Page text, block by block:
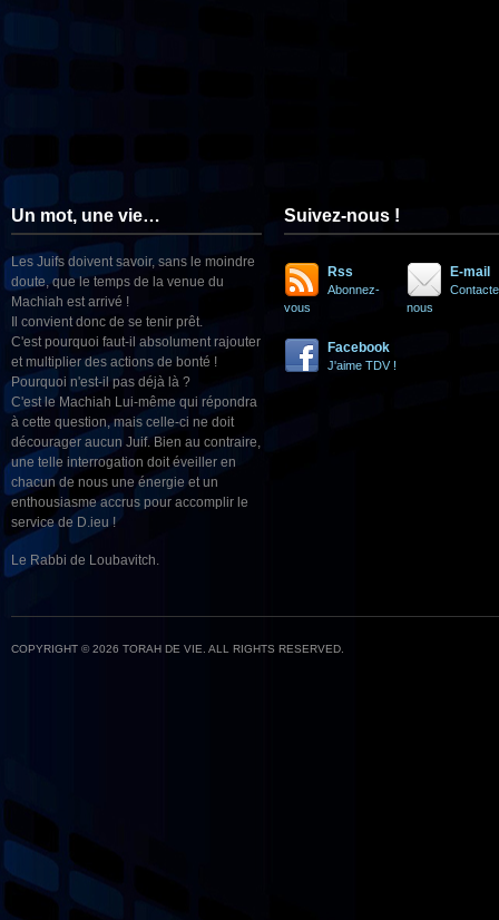
Un mot, une vie…
Les Juifs doivent savoir, sans le moindre
doute, que le temps de la venue du
Machiah est arrivé !
Il convient donc de se tenir prêt.
C'est pourquoi faut-il absolument rajouter
et multiplier des actions de bonté !
Pourquoi n'est-il pas déjà là ?
C'est le Machiah Lui-même qui répondra
à cette question, mais celle-ci ne doit
décourager aucun Juif. Bien au contraire,
une telle interrogation doit éveiller en
chacun de nous une énergie et un
enthousiasme accrus pour accomplir le
service de D.ieu !
Le Rabbi de Loubavitch.
Suivez-nous !
Rss
Abonnez-
vous
E-mail
nous
Facebook
J'aime TDV !
COPYRIGHT © 2026 TORAH DE VIE. ALL RIGHTS RESERVED.